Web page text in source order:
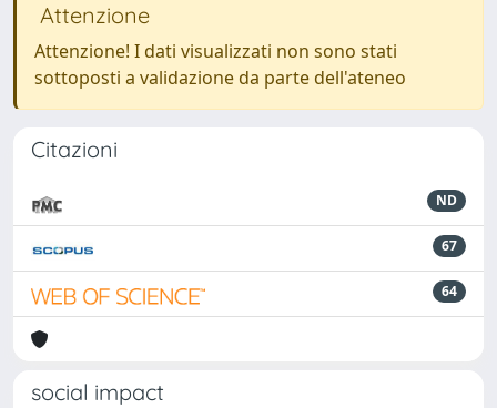
Attenzione
Attenzione! I dati visualizzati non sono stati
sottoposti a validazione da parte dell'ateneo
Citazioni
ND
67
64
social impact